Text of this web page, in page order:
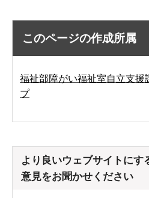
このページの作成所属
福祉部障がい福祉室自立支援
プ
より良いウェブサイトにす
意見をお聞かせください